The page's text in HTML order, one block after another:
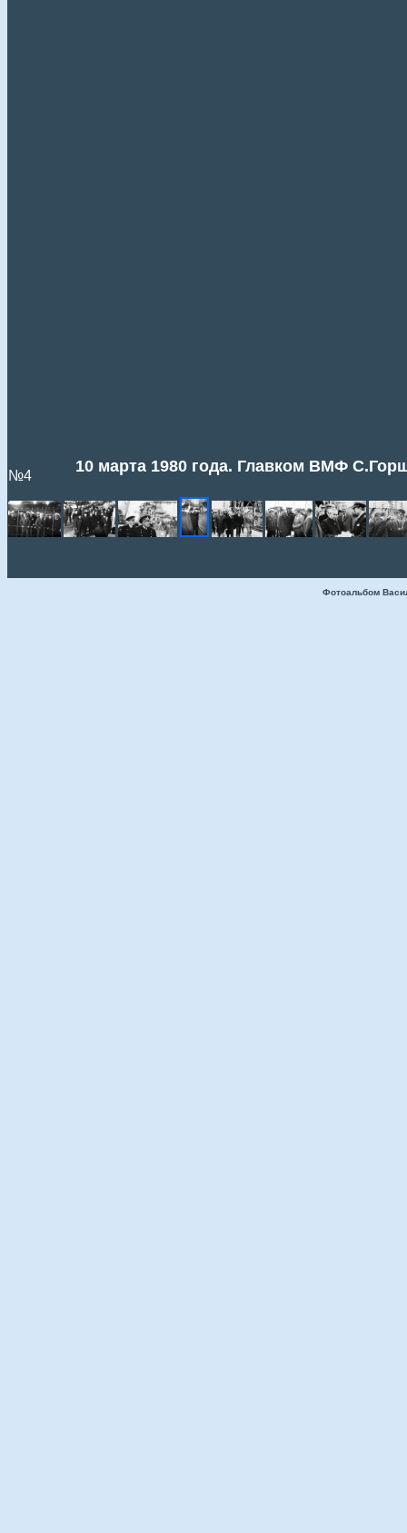
№4
10 марта 1980 года. Главком ВМФ
Фотоальбом